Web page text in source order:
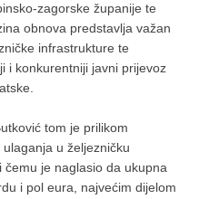
zagorske županije te
obnova predstavlja važan
infrastrukture te
i konkurentniji javni prijevoz
tom je prilikom
u željezničku
je naglasio da ukupna
i pol eura, najvećim dijelom